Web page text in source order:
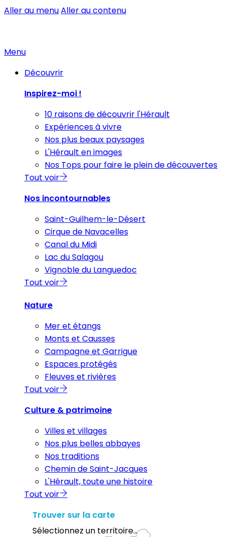
Aller au menuAller au contenu
Menu
Découvrir
Inspirez-moi !
10 raisons de découvrir l'Hérault
Expériences à vivre
Nos plus beaux paysages
L'Hérault en images
Nos Tops pour faire le plein de découvertes
Tout voir
Nos incontournables
Saint-Guilhem-le-Désert
Cirque de Navacelles
Canal du Midi
Lac du Salagou
Vignoble du Languedoc
Tout voir
Nature
Mer et étangs
Monts et Causses
Campagne et Garrigue
Espaces protégés
Fleuves et rivières
Tout voir
Culture & patrimoine
Villes et villages
Nos plus belles abbayes
Nos traditions
Chemin de Saint-Jacques
L'Hérault, toute une histoire
Tout voir
Trouver sur la carte
Sélectionnez un territoire...